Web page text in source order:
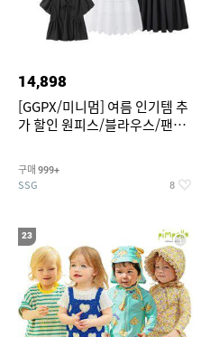
14,898
[GGPX/미니멈] 여름 인기템 추
가 할인 원피스/블라우스/팬츠
구매 999+
SSG 8
23